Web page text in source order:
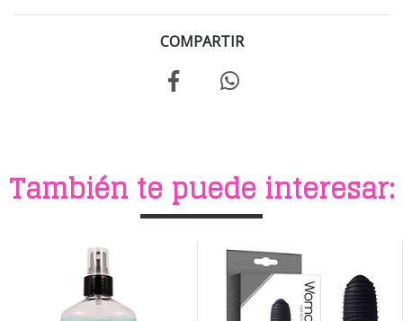
COMPARTIR
También te puede interesar: